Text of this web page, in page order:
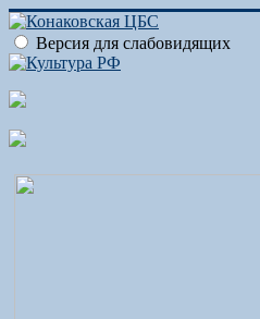
Версия для слабовидящих